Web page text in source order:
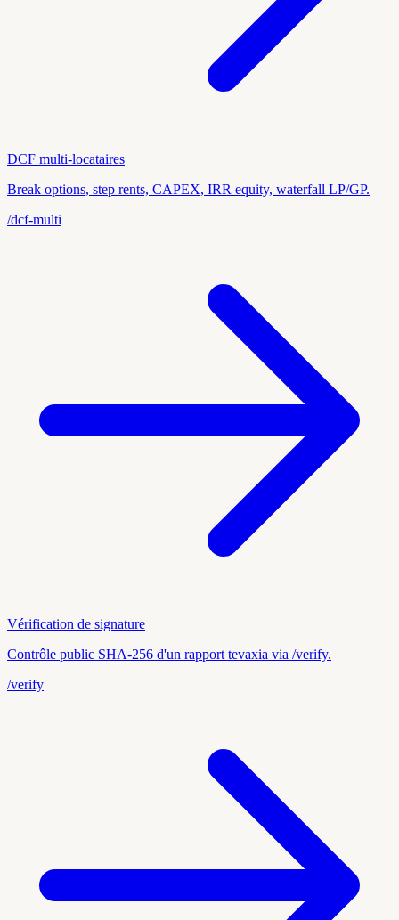
DCF multi-locataires
Break options, step rents, CAPEX, IRR equity, waterfall LP/GP.
/dcf-multi
Vérification de signature
Contrôle public SHA-256 d'un rapport tevaxia via /verify.
/verify